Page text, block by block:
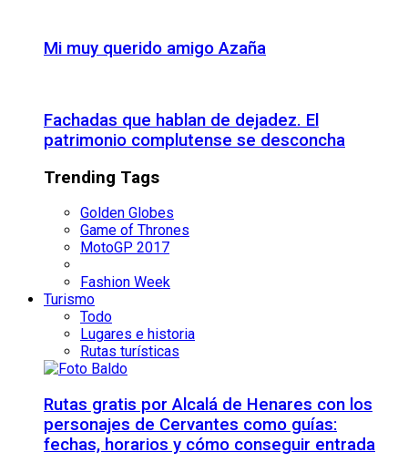
Mi muy querido amigo Azaña
Fachadas que hablan de dejadez. El
patrimonio complutense se desconcha
Trending Tags
Golden Globes
Game of Thrones
MotoGP 2017
Fashion Week
Turismo
Todo
Lugares e historia
Rutas turísticas
Rutas gratis por Alcalá de Henares con los
personajes de Cervantes como guías:
fechas, horarios y cómo conseguir entrada